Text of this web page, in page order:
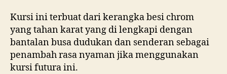
Kursi ini terbuat dari kerangka besi chrom
yang tahan karat yang di lengkapi dengan
bantalan busa dudukan dan senderan sebagai
penambah rasa nyaman jika menggunakan
kursi futura ini.